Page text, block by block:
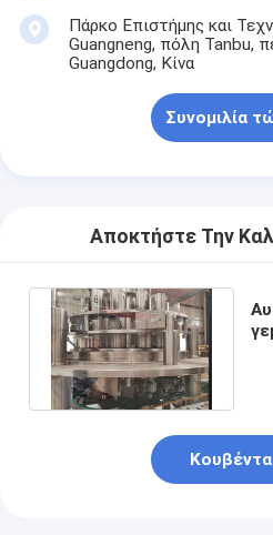
Πάρκο Επιστήμης και
Guangneng, πόλη Tanbu,
Guangdong, Κίνα
Συνομιλία
Αποκτήστε Την
Κουβέντα